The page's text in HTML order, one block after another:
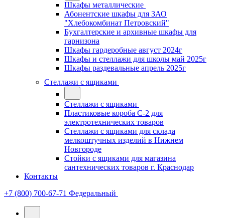
Шкафы металлические
Абонентские шкафы для ЗАО
"Хлебокомбинат Петровский"
Бухгалтерские и архивные шкафы для
гарнизона
Шкафы гардеробные август 2024г
Шкафы и стеллажи для школы май 2025г
Шкафы раздевальные апрель 2025г
Стеллажи с ящиками
Стеллажи с ящиками
Пластиковые короба С-2 для
электротехнических товаров
Стеллажи с ящиками для склада
мелкоштучных изделий в Нижнем
Новгороде
Стойки с ящиками для магазина
сантехнических товаров г. Краснодар
Контакты
+7 (800) 700-67-71 Федеральный